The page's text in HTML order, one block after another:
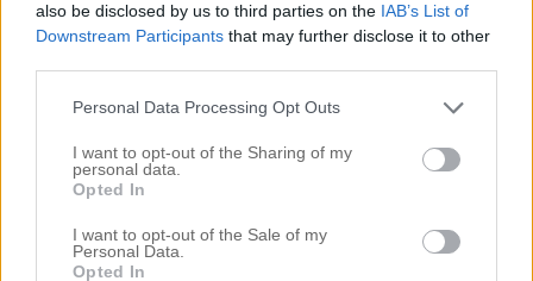
also be disclosed by us to third parties on the IAB’s List of
Downstream Participants that may further disclose it to other
Personal Data Processing Opt Outs
I want to opt-out of the Sharing of my
personal data.
Opted In
I want to opt-out of the Sale of my
Personal Data.
Opted In
Westöö
God Eftermiddag Raringar!
Oj vad jag har känt mig risig idag! Magsjuk och eländig
bjuda er på lite fler bilder från i lördags!:)